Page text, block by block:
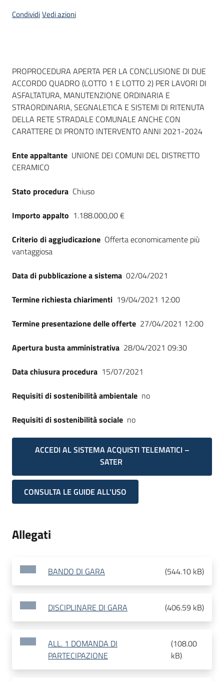
CondividiVedi azioni
Dati del bando
PROPROCEDURA APERTA PER LA CONCLUSIONE DI DUE
ACCORDO QUADRO (LOTTO 1 E LOTTO 2) PER LAVORI DI
ASFALTATURA, MANUTENZIONE ORDINARIA E
STRAORDINARIA, SEGNALETICA E SISTEMI DI RITENUTA
DELLA RETE STRADALE COMUNALE ANCHE CON
CARATTERE DI PRONTO INTERVENTO ANNI 2021-2024
Ente appaltante UNIONE DEI COMUNI DEL DISTRETTO
CERAMICO
Stato procedura Chiuso
Importo appalto 1.188.000,00 €
Criterio di aggiudicazione Offerta economicamente più
vantaggiosa
Data di pubblicazione a sistema 02/04/2021
Termine richiesta chiarimenti 19/04/2021 12:00
Termine presentazione delle offerte 27/04/2021 12:00
Apertura busta amministrativa 28/04/2021 09:30
Data chiusura procedura 15/07/2021
Requisiti di sostenibilità ambientale no
Requisiti di sostenibilità sociale no
ACCEDI AL SISTEMA ACQUISTI TELEMATICI –
SATER
CONSULTA LE GUIDE ALL'USO
Allegati
BANDO DI GARA (544.10 kB)
DISCIPLINARE DI GARA (406.59 kB)
ALL. 1 DOMANDA DI
PARTECIPAZIONE
(108.00
kB)